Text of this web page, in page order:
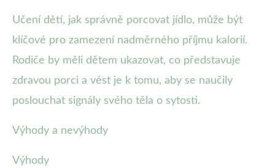
Učení dětí, jak správně porcovat jídlo, může být
klíčové pro zamezení nadměrného příjmu kalorií.
Rodiče by měli dětem ukazovat, co představuje
zdravou porci a vést je k tomu, aby se naučily
poslouchat signály svého těla o sytosti.
Výhody a nevýhody
Výhody